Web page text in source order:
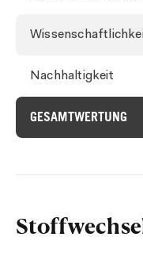
Nachhaltigkeit
GESAMTWERTUNG